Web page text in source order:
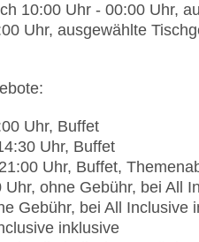
10:00 Uhr - 00:00 Uhr,
Uhr, ausgewählte
Uhr, Buffet
Uhr, Buffet
Uhr, Buffet,
ohne Gebühr, bei All
Gebühr, bei All Inclusive
inklusive